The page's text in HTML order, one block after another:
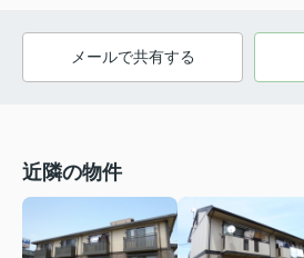
メールで共有する
近隣の物件